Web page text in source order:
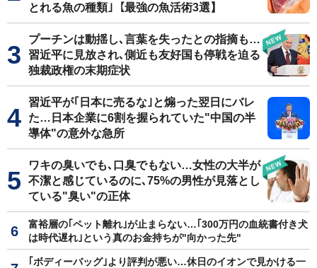
とれる魚の種類｣【最強の魚活術3選】
プーチンは動揺し､言葉を失ったとの指摘も…
習近平に見放され､側近も友好国も停戦を迫る
独裁政権の末期症状
習近平が｢日本に売るな｣と煽った翌日にバレ
た…日本企業に6割を握られていた"中国の半
導体"の意外な急所
ワキの臭いでも､口臭でもない…女性の大半が
不潔と感じているのに､75%の男性が見落とし
ている"臭い"の正体
富裕層の｢ペット離れ｣が止まらない…｢300万円の血統書付き犬
は時代遅れ｣という真のお金持ちが"向かった先"
｢ボディーバッグ｣より評判が悪い…休日のイオンで見かける一